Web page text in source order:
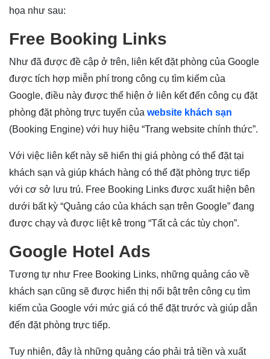
họa như sau:
Free Booking Links
Như đã được đề cập ở trên, liên kết đặt phòng của Google
được tích hợp miễn phí trong công cụ tìm kiếm của
Google, điều này được thể hiện ở liên kết đến công cụ đặt
phòng đặt phòng trực tuyến của website khách sạn
(Booking Engine) với huy hiệu “Trang website chính thức”.
Với việc liên kết này sẽ hiển thị giá phòng có thể đặt tại
khách sạn và giúp khách hàng có thể đặt phòng trực tiếp
với cơ sở lưu trú. Free Booking Links được xuất hiện bên
dưới bất kỳ “Quảng cáo của khách sạn trên Google” đang
được chạy và được liệt kê trong “Tất cả các tùy chọn”.
Google Hotel Ads
Tương tự như Free Booking Links, những quảng cáo về
khách sạn cũng sẽ được hiển thị nổi bật trên công cụ tìm
kiếm của Google với mức giá có thể đặt trước và giúp dẫn
đến đặt phòng trực tiếp.
Tuy nhiên, đây là những quảng cáo phải trả tiền và xuất